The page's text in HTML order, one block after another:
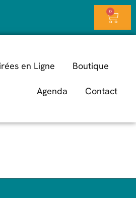
0
en Ligne Boutique
Agenda Contact